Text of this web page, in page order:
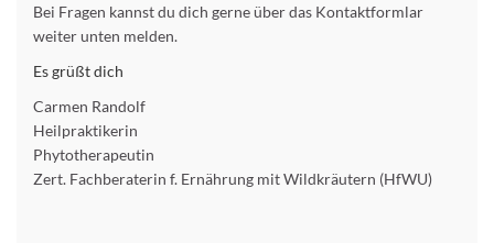
Bei Fragen kannst du dich gerne über das Kontaktformlar
weiter unten melden.
Es grüßt dich
Carmen Randolf
Heilpraktikerin
Phytotherapeutin
Zert. Fachberaterin f. Ernährung mit Wildkräutern (HfWU)